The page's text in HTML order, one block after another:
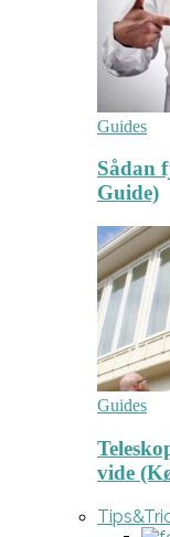
Guides
Sådan
Guide)
Guides
vide